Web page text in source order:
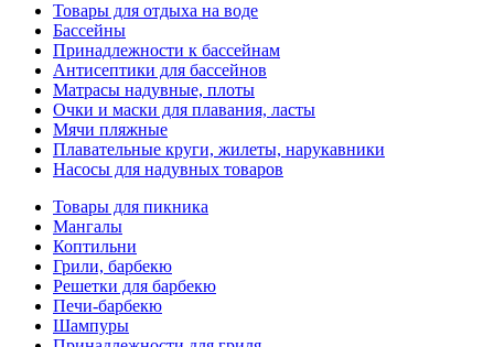
Товары для отдыха на воде
Бассейны
Принадлежности к бассейнам
Антисептики для бассейнов
Матраcы надувные, плоты
Очки и маски для плавания, ласты
Мячи пляжные
Плавательные круги, жилеты, нарукавники
Насосы для надувных товаров
Товары для пикника
Мангалы
Коптильни
Грили, барбекю
Решетки для барбекю
Печи-барбекю
Шампуры